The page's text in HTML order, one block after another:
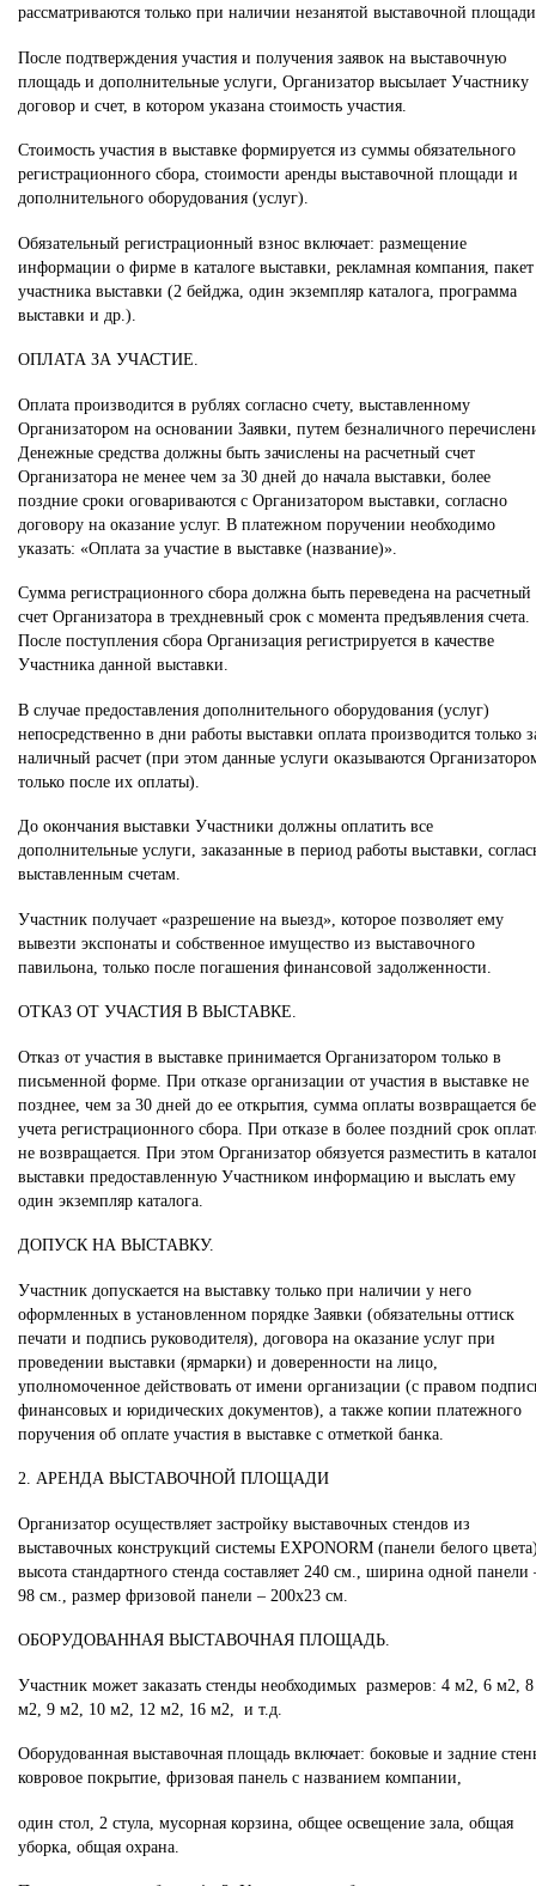
рассматриваются только при наличии незанятой выставочной
После подтверждения участия и получения заявок на выставочную
площадь и дополнительные услуги, Организатор высылает Участнику
договор и счет, в котором указана стоимость участия.
Стоимость участия в выставке формируется из суммы обязательного
регистрационного сбора, стоимости аренды выставочной площади и
дополнительного оборудования (услуг).
Обязательный регистрационный взнос включает: размещение
информации о фирме в каталоге выставки, рекламная компания, пакет
участника выставки (2 бейджа, один экземпляр каталога, программа
выставки и др.).
ОПЛАТА ЗА УЧАСТИЕ.
Оплата производится в рублях согласно счету, выставленному
Организатором на основании Заявки, путем безналичного
Денежные средства должны быть зачислены на расчетный счет
Организатора не менее чем за 30 дней до начала выставки, более
поздние сроки оговариваются с Организатором выставки, согласно
договору на оказание услуг. В платежном поручении необходимо
указать: «Оплата за участие в выставке (название)».
Сумма регистрационного сбора должна быть переведена на расчетный
счет Организатора в трехдневный срок с момента предъявления счета.
После поступления сбора Организация регистрируется в качестве
Участника данной выставки.
В случае предоставления дополнительного оборудования (услуг)
непосредственно в дни работы выставки оплата производится только
наличный расчет (при этом данные услуги оказываются
только после их оплаты).
До окончания выставки Участники должны оплатить все
дополнительные услуги, заказанные в период работы выставки,
выставленным счетам.
Участник получает «разрешение на выезд», которое позволяет ему
вывезти экспонаты и собственное имущество из выставочного
павильона, только после погашения финансовой задолженности.
ОТКАЗ ОТ УЧАСТИЯ В ВЫСТАВКЕ.
Отказ от участия в выставке принимается Организатором только в
письменной форме. При отказе организации от участия в выставке не
позднее, чем за 30 дней до ее открытия, сумма оплаты возвращается
учета регистрационного сбора. При отказе в более поздний срок
не возвращается. При этом Организатор обязуется разместить в
выставки предоставленную Участником информацию и выслать ему
один экземпляр каталога.
ДОПУСК НА ВЫСТАВКУ.
Участник допускается на выставку только при наличии у него
оформленных в установленном порядке Заявки (обязательны оттиск
печати и подпись руководителя), договора на оказание услуг при
проведении выставки (ярмарки) и доверенности на лицо,
уполномоченное действовать от имени организации (с правом
финансовых и юридических документов), а также копии платежного
поручения об оплате участия в выставке с отметкой банка.
2. АРЕНДА ВЫСТАВОЧНОЙ ПЛОЩАДИ
Организатор осуществляет застройку выставочных стендов из
выставочных конструкций системы EXPONORM (панели белого
высота стандартного стенда составляет 240 см., ширина одной панели
98 см., размер фризовой панели – 200х23 см.
ОБОРУДОВАННАЯ ВЫСТАВОЧНАЯ ПЛОЩАДЬ.
Участник может заказать стенды необходимых размеров: 4 м2, 6 м2, 8
м2, 9 м2, 10 м2, 12 м2, 16 м2, и т.д.
Оборудованная выставочная площадь включает: боковые и задние
ковровое покрытие, фризовая панель с названием компании,
один стол, 2 стула, мусорная корзина, общее освещение зала, общая
уборка, общая охрана.